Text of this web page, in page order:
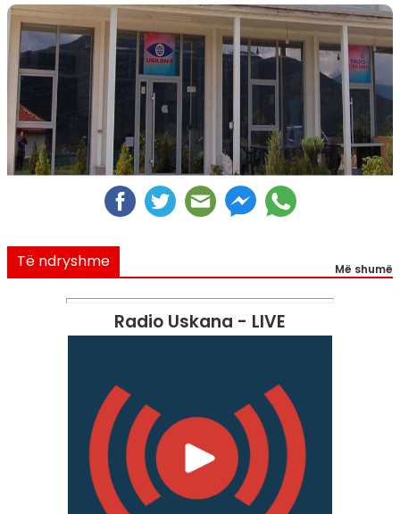
Të ndryshme Më shumë
Radio Uskana - LIVE